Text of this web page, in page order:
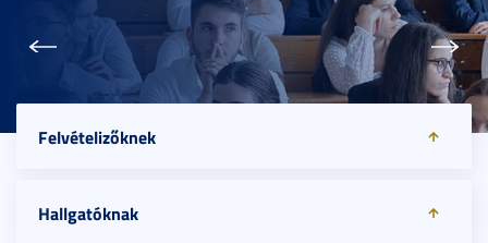
Felvételizőknek
Hallgatóknak